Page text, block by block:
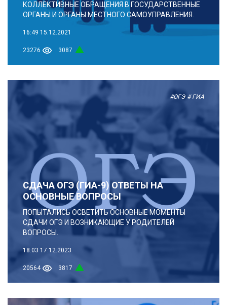
КОЛЛЕКТИВНЫЕ ОБРАЩЕНИЯ В ГОСУДАРСТВЕННЫЕ
ОРГАНЫ И ОРГАНЫ МЕСТНОГО САМОУПРАВЛЕНИЯ.
16:49 15.12.2021
23276 3087
#ОГЭ # ГИА
СДАЧА ОГЭ (ГИА-9) ОТВЕТЫ НА
ОСНОВНЫЕ ВОПРОСЫ
ПОПЫТАЛИСЬ ОСВЕТИТЬ ОСНОВНЫЕ МОМЕНТЫ
СДАЧИ ОГЭ И ВОЗНИКАЮЩИЕ У РОДИТЕЛЕЙ
ВОПРОСЫ.
18:03 17.12.2023
20564 3817